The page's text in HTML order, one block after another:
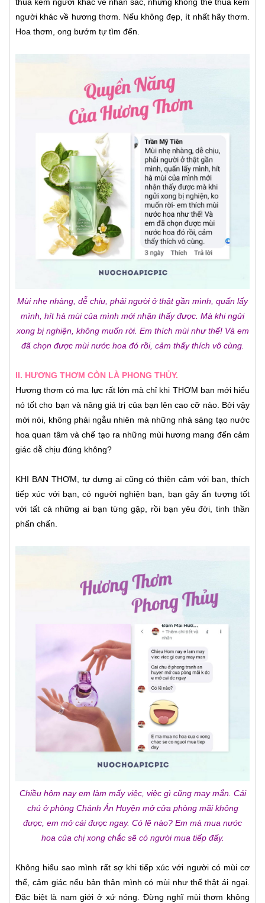
thua kém người khác về nhan sắc, nhưng không thể thua kém
người khác về hương thơm. Nếu không đẹp, ít nhất hãy thơm.
Hoa thơm, ong bướm tự tìm đến.
Mùi nhẹ nhàng, dễ chịu, phải người ở thật gần mình, quấn lấy
mình, hít hà mùi của mình mới nhận thấy được. Mà khi ngửi
xong bị nghiện, không muốn rời. Em thích mùi như thế! Và em
đã chọn được mùi nước hoa đó rồi, cảm thấy thích vô cùng.
II. HƯƠNG THƠM CÒN LÀ PHONG THỦY.
Hương thơm có ma lực rất lớn mà chỉ khi THƠM bạn mới hiểu
nó tốt cho bạn và nâng giá trị của bạn lên cao cỡ nào. Bởi vậy
mới nói, không phải ngẫu nhiên mà những nhà sáng tạo nước
hoa quan tâm và chế tạo ra những mùi hương mang đến cảm
giác dễ chịu đúng không?
KHI BẠN THƠM, tự dưng ai cũng có thiện cảm với bạn, thích
tiếp xúc với bạn, có người nghiện bạn, bạn gây ấn tượng tốt
với tất cả những ai bạn từng gặp, rồi bạn yêu đời, tinh thần
phấn chấn.
Chiều hôm nay em làm mấy việc, việc gì cũng may mắn. Cái
chú ở phòng Chánh Án Huyện mở cửa phòng mãi không
được, em mở cái được ngay. Có lẽ nào? Em mà mua nước
hoa của chị xong chắc sẽ có người mua tiếp đấy.
Không hiểu sao mình rất sợ khi tiếp xúc với người có mùi cơ
thể, cảm giác nếu bản thân mình có mùi như thế thật ái ngại.
Đặc biệt là nam giới ở xứ nóng. Đừng nghĩ mùi thơm không